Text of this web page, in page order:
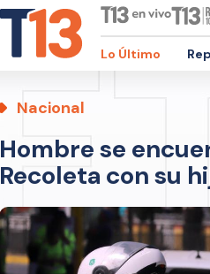
Lo Último
Nacional
Hombre se
Recoleta con su